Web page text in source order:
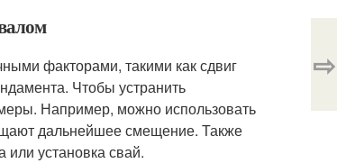
факторами, такими как сдвиг
Чтобы устранить
Например, можно использовать
дальнейшее смещение. Также
или установка свай.
⇨